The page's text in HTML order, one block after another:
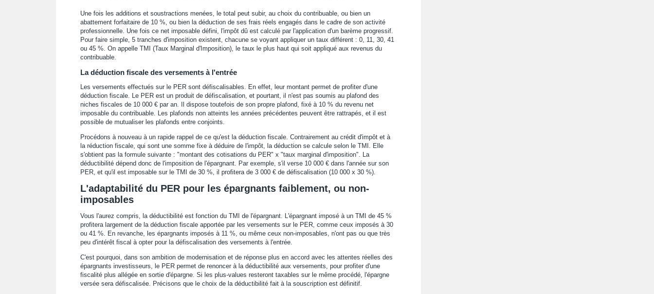
Une fois les additions et soustractions menées, le total peut subir, au choix du contribuable, ou bien un
abattement forfaitaire de 10 %, ou bien la déduction de ses frais réels engagés dans le cadre de son activité
professionnelle. Une fois ce net imposable défini, l'impôt dû est calculé par l'application d'un barème progressif.
Pour faire simple, 5 tranches d'imposition existent, chacune se voyant appliquer un taux différent : 0, 11, 30, 41
ou 45 %. On appelle TMI (Taux Marginal d'Imposition), le taux le plus haut qui soit appliqué aux revenus du
contribuable.
La déduction fiscale des versements à l'entrée
Les versements effectués sur le PER sont défiscalisables. En effet, leur montant permet de profiter d'une
déduction fiscale. Le PER est un produit de défiscalisation, et pourtant, il n'est pas soumis au plafond des
niches fiscales de 10 000 € par an. Il dispose toutefois de son propre plafond, fixé à 10 % du revenu net
imposable du contribuable. Les plafonds non atteints les années précédentes peuvent être rattrapés, et il est
possible de mutualiser les plafonds entre conjoints.
Procédons à nouveau à un rapide rappel de ce qu'est la déduction fiscale. Contrairement au crédit d'impôt et à
la réduction fiscale, qui sont une somme fixe à déduire de l'impôt, la déduction se calcule selon le TMI. Elle
s'obtient pas la formule suivante : "montant des cotisations du PER" x "taux marginal d'imposition". La
déductibilité dépend donc de l'imposition de l'épargnant. Par exemple, s'il verse 10 000 € dans l'année sur son
PER, et qu'il est imposable sur le TMI de 30 %, il profitera de 3 000 € de défiscalisation (10 000 x 30 %).
L'adaptabilité du PER pour les épargnants faiblement, ou non-
imposables
Vous l'aurez compris, la déductibilité est fonction du TMI de l'épargnant. L'épargnant imposé à un TMI de 45 %
profitera largement de la déduction fiscale apportée par les versements sur le PER, comme ceux imposés à 30
ou 41 %. En revanche, les épargnants imposés à 11 %, ou même ceux non-imposables, n'ont pas ou que très
peu d'intérêt fiscal à opter pour la défiscalisation des versements à l'entrée.
C'est pourquoi, dans son ambition de modernisation et de réponse plus en accord avec les attentes réelles des
épargnants investisseurs, le PER permet de renoncer à la déductibilité aux versements, pour profiter d'une
fiscalité plus allégée en sortie d'épargne. Si les plus-values resteront taxables sur le même procédé, l'épargne
versée sera défiscalisée. Précisons que le choix de la déductibilité fait à la souscription est définitif.